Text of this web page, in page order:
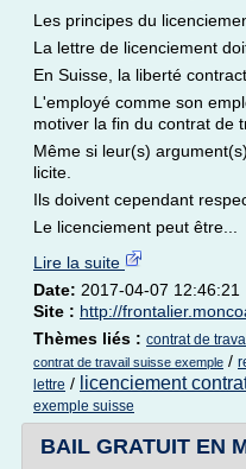
Les principes du
La lettre de licenciement
En Suisse, la liberté
L'employé comme son
motiver la fin du contrat de
Même si leur(s)
licite.
Ils doivent cependant
Le licenciement peut être...
Lire la suite
Date: 2017-04-07 12:46:21
Site : http://
Thèmes liés : contrat de
contrat de travail suisse exemple /
lettre / licenciement
exemple suisse
BAIL GRATUIT EN